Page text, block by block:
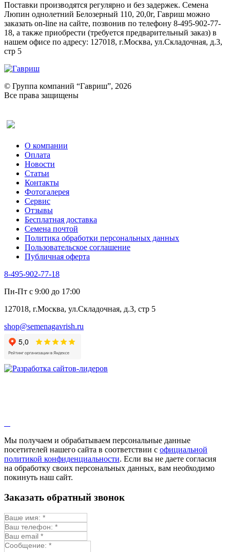
Поставки производятся регулярно и без задержек. Семена
Люпин однолетний Белозерный 110, 20,0г, Гавриш можно
заказать on-line на сайте, позвонив по телефону 8-495-902-77-
18, а также приобрести (требуется предварительный заказ) в
нашем офисе по адресу: 127018, г.Москва, ул.Складочная, д.3,
стр 5
© Группа компаний “Гавриш”, 2026
Все права защищены
О компании
Оплата
Новости
Статьи
Контакты
Фотогалерея​
Сервис
Отзывы
Бесплатная доставка
Семена почтой
Политика обработки персональных данных
Пользовательское соглашение
Публичная оферта
8-495-902-77-18
Пн-Пт с 9:00 до 17:00
127018, г.Москва, ул.Складочная, д.3, стр 5
shop@semenagavrish.ru
Мы получаем и обрабатываем персональные данные
посетителей нашего сайта в соответствии с официальной
политикой конфиденциальности. Если вы не даете согласия
на обработку своих персональных данных, вам необходимо
покинуть наш сайт.
Заказать обратный звонок